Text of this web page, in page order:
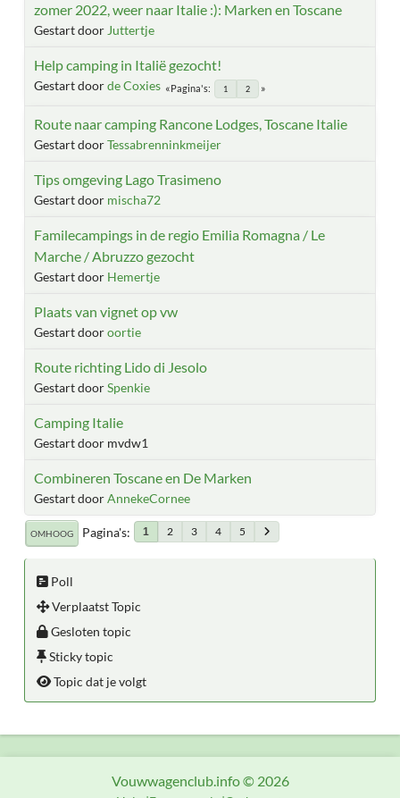
zomer 2022, weer naar Italie :): Marken en Toscane
Gestart door Juttertje
Help camping in Italië gezocht!
Gestart doorde Coxies Pagina's 1 2
Route naar camping Rancone Lodges, Toscane Italie
Gestart doorTessabrenninkmeijer
Tips omgeving Lago Trasimeno
Gestart door mischa72
Familecampings in de regio Emilia Romagna / Le
Marche / Abruzzo gezocht
Gestart door Hemertje
Plaats van vignet op vw
Gestart dooroortie
Route richting Lido di Jesolo
Gestart doorSpenkie
Camping Italie
Gestart door mvdw1
Combineren Toscane en De Marken
Gestart doorAnnekeCornee
OMHOOG Pagina's 1 2 3 4 5
Poll
Verplaatst Topic
Gesloten topic
Sticky topic
Topic dat je volgt
Vouwwagenclub.info © 2026